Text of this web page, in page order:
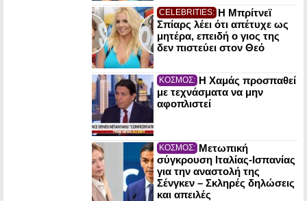
CELEBRITIES: Η Μπρίτνεϊ
Σπίαρς λέει ότι απέτυχε ως
μητέρα, επειδή ο γιος της
δεν πιστεύει στον Θεό
ΚΟΣΜΟΣ: Η Χαμάς προσπαθεί
με τεχνάσματα να μην
αφοπλιστεί
ΚΟΣΜΟΣ: Μετωπική
σύγκρουση Ιταλίας-Ισπανίας
για την αναστολή της
Σένγκεν – Σκληρές δηλώσεις
και απειλές